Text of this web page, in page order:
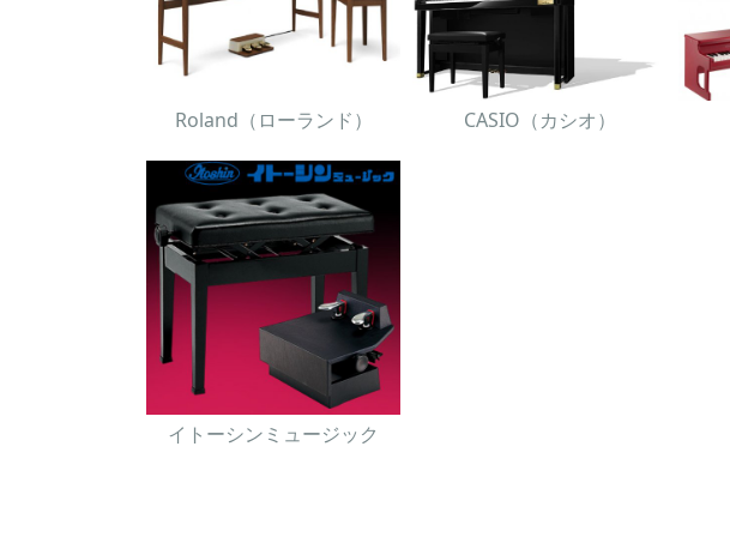
Roland（ローランド） CASIO（カシオ）
イトーシンミュージック